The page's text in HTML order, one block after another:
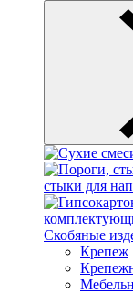
стыки для
Скобяные
Крепеж